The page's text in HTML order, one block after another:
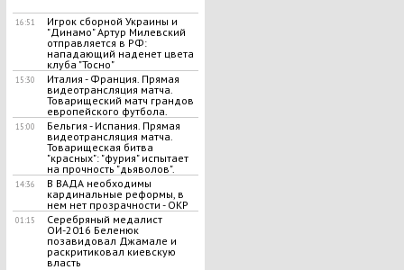
16:51
Игрок сборной Украины и
"Динамо" Артур Милевский
отправляется в РФ:
нападающий наденет цвета
клуба "Тосно"
15:30
Италия - Франция. Прямая
видеотрансляция матча.
Товарищеский матч грандов
европейского футбола.
15:00
Бельгия - Испания. Прямая
видеотрансляция матча.
Товарищеская битва
"красных": "фурия" испытает
на прочность "дьяволов".
14:36
В ВАДА необходимы
кардинальные реформы, в
нем нет прозрачности - ОКР
01:15
Серебряный медалист
ОИ-2016 Беленюк
позавидовал Джамале и
раскритиковал киевскую
власть